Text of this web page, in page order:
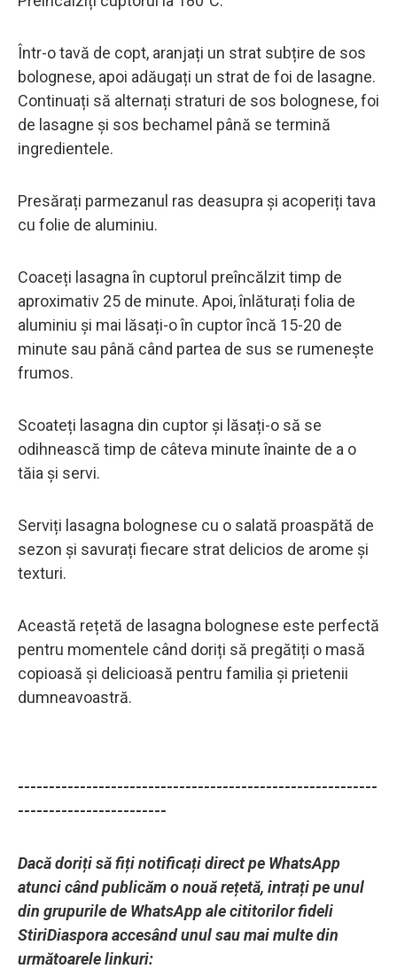
Într-o tavă de copt, aranjați un strat subțire de sos
bolognese, apoi adăugați un strat de foi de lasagne.
Continuați să alternați straturi de sos bolognese, foi
de lasagne și sos bechamel până se termină
ingredientele.
Presărați parmezanul ras deasupra și acoperiți tava
cu folie de aluminiu.
Coaceți lasagna în cuptorul preîncălzit timp de
aproximativ 25 de minute. Apoi, înlăturați folia de
aluminiu și mai lăsați-o în cuptor încă 15-20 de
minute sau până când partea de sus se rumenește
frumos.
Scoateți lasagna din cuptor și lăsați-o să se
odihnească timp de câteva minute înainte de a o
tăia și servi.
Serviți lasagna bolognese cu o salată proaspătă de
sezon și savurați fiecare strat delicios de arome și
texturi.
Această rețetă de lasagna bolognese este perfectă
pentru momentele când doriți să pregătiți o masă
copioasă și delicioasă pentru familia și prietenii
dumneavoastră.
----------------------------------------------------------
------------------------
Dacă doriți să fiți notificați direct pe WhatsApp
atunci când publicăm o nouă rețetă, intrați pe unul
din grupurile de WhatsApp ale cititorilor fideli
StiriDiaspora accesând unul sau mai multe din
următoarele linkuri: